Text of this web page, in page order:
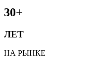
30+
ЛЕТ
НА РЫНКЕ